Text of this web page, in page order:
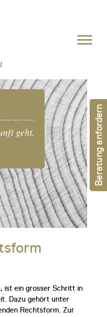
geht,
ist ein grosser Schritt in
Dazu gehört unter
Rechtsform. Zur
Beratung anfordern